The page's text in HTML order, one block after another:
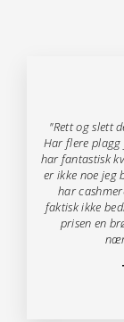
"Rett og slett
Har flere plagg
har fantastisk
er ikke noe jeg
har
faktisk ikke
prisen en